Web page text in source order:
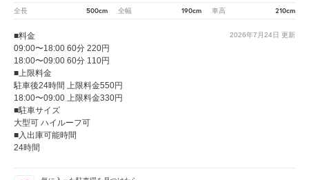
全長 500cm 全幅 190cm 車高 210cm
2026年7月24日 更新
■料金
09:00〜18:00 60分 220円
18:00〜09:00 60分 110円
■上限料金
駐車後24時間 上限料金550円
18:00〜09:00 上限料金330円
■駐車サイズ
大型可 ハイルーフ可
■入出庫可能時間
24時間